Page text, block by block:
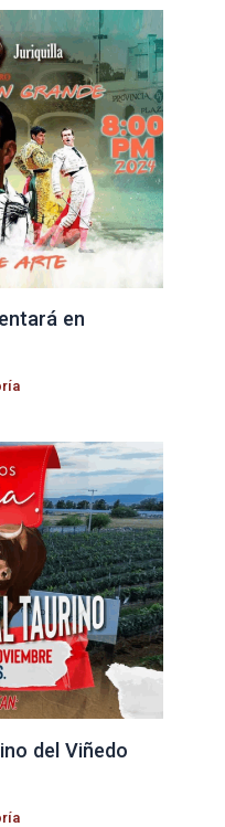
en
del Viñedo